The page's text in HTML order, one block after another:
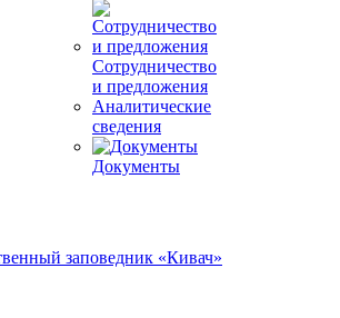
Сотрудничество
и предложения
Аналитические
сведения
Документы